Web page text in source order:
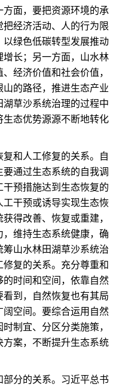
面，要把资源环境的承
经济活动、人的行为限
绿色低碳转型发展推动
长；另一方面，山水林
经济价值和社会价值，
的路径，推进生态产业
草沙系统治理的过程中
态优势源源不断地转化
和人工修复的关系。自
通过生态系统的自我调
预措施达到生态恢复的
工干预或诱导实现生态恢
得改善、恢复或重建，
维持生态系统健康，确
山水林田湖草沙系统治
复的关系。充分尊重和
时间和空间，依靠自然
到，自然恢复也有其局
阔空间。要综合运用自然
制宜、分区分类施策，
案，不断提升生态系统
分的关系。习近平总书